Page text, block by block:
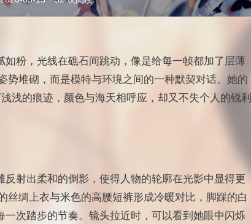
粉，光线在礁石间跳动，像是给每一帧都加了层薄
势堆砌，而是模特与环境之间的一种默契对话。她的
浅的痕迹，颜色与海天相呼应，却又不失个人的锐利
射出柔和的倒影，使得人物的轮廓在光影中显得更
绸上衣与米色的高腰短裤形成冷暖对比，脚踩的白
次踏步的节奏。镜头拉近时，可以看到她眼中闪烁